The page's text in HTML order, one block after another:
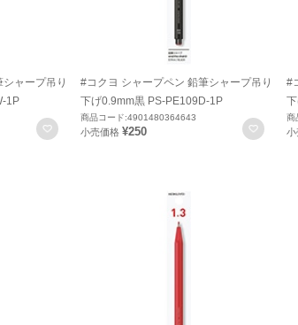
ャープ吊り
1P
お気に入りに登録
#コクヨ シャープペン 鉛筆シャープ吊り
下げ0.9mm黒 PS-PE109D-1P
商品コード:4901480364643
小売価格 ¥250 お気
#
商
小